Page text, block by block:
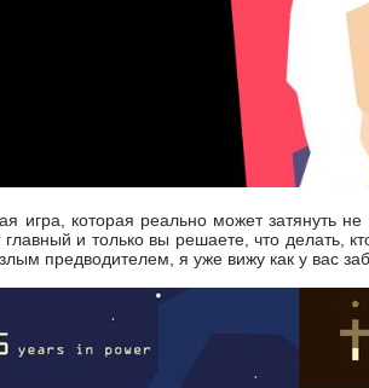
игра, которая реально может затянуть
главный и только вы решаете, что делать,
предводителем, я уже вижу как у вас